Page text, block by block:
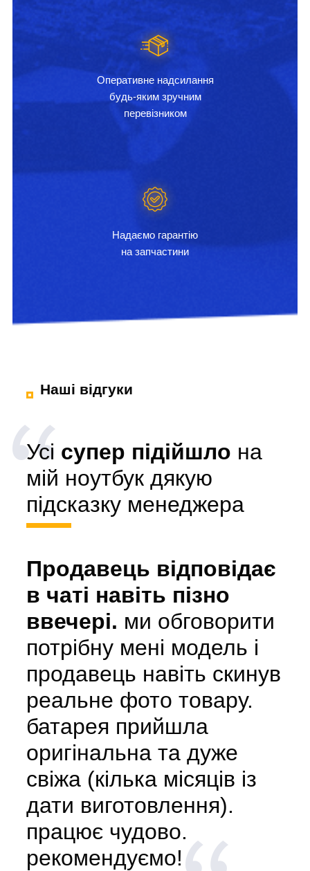
Оперативне надсилання
будь-яким зручним
перевізником
Надаємо гарантію
на запчастини
Наші відгуки
Усі супер підійшло на
мій ноутбук дякую
підсказку менеджера
Продавець відповідає
в чаті навіть пізно
ввечері. ми обговорити
потрібну мені модель і
продавець навіть скинув
реальне фото товару.
батарея прийшла
оригінальна та дуже
свіжа (кілька місяців із
дати виготовлення).
працює чудово.
рекомендуємо!